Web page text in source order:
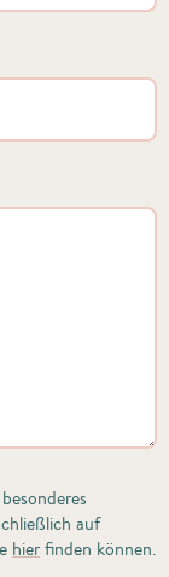
auf
hierfinden können.